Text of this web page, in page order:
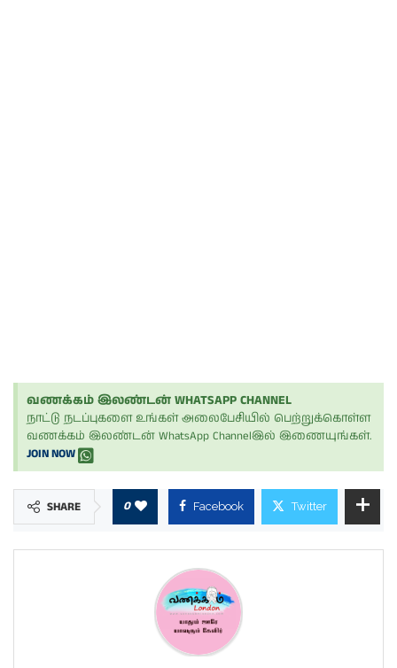
வணக்கம் இலண்டன் WHATSAPP CHANNEL
நாட்டு நடப்புகளை உங்கள் அலைபேசியில் பெற்றுக்கொள்ள
வணக்கம் இலண்டன் WhatsApp Channelஇல் இணையுங்கள்.
JOIN NOW
SHARE 0 Facebook Twitter